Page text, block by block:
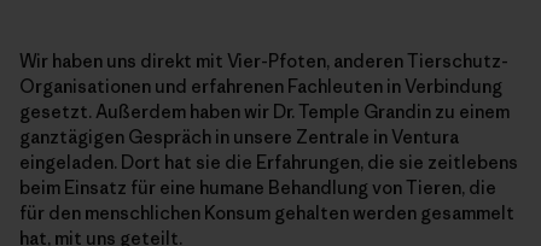
Wir haben uns direkt mit Vier-Pfoten, anderen Tierschutz-
Organisationen und erfahrenen Fachleuten in Verbindung
gesetzt. Außerdem haben wir Dr. Temple Grandin zu einem
ganztägigen Gespräch in unsere Zentrale in Ventura
eingeladen. Dort hat sie die Erfahrungen, die sie zeitlebens
beim Einsatz für eine humane Behandlung von Tieren, die
für den menschlichen Konsum gehalten werden gesammelt
hat, mit uns geteilt.